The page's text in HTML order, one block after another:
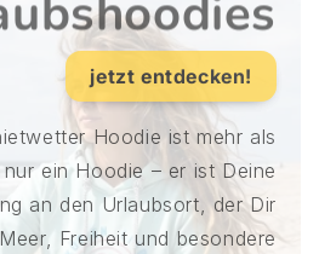
jetzt entdecken!